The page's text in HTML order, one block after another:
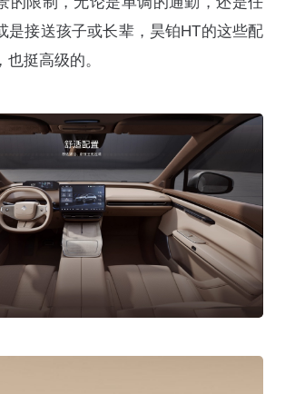
是接送孩子或长辈，昊铂HT的这些配
挺高级的。